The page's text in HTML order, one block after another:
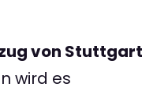
von Stuttgart
wird es